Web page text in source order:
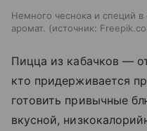
Немного чеснока и специй
аромат.
источник:
Пицца из кабачков —
кто придерживается
готовить привычные
вкусной,